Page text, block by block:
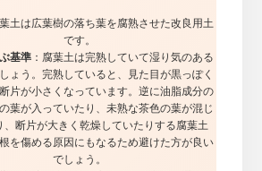
葉土は広葉樹の落ち葉を腐熟させた改良用土
です。
基準 ：腐葉土は完熟していて湿り気のある
ょう。完熟していると、見た目が黒っぽく
片が小さくなっています。逆に油脂成分の
葉が入っていたり、未熟な茶色の葉が混じ
、断片が大きく乾燥していたりする腐葉土
を傷める原因にもなるため避けた方が良い
でしょう。